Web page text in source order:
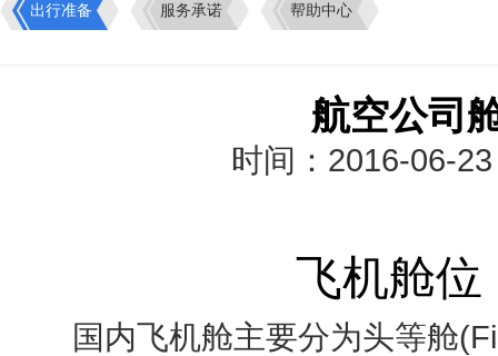
出行准备 服务承诺 帮助中心
航空公司
时间：2016-06-
飞机舱位
国内飞机舱主要分为头等舱